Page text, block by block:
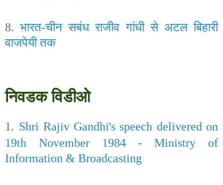
8.भारत-चीन सबंध राजीव गांधी से अटल बिहारी
वाजपेयी तक
निवडक विडीओ
1. Shri Rajiv Gandhi's speech delivered on
19th November 1984 - Ministry of
Information & Broadcasting